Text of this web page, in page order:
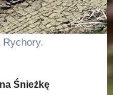
Rychory.
Śnieżkę